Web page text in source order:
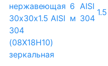
нержавеющая
30х30х1.5 AISI
304
(08Х18Н10)
зеркальная
6
м
AISI
304
1.5